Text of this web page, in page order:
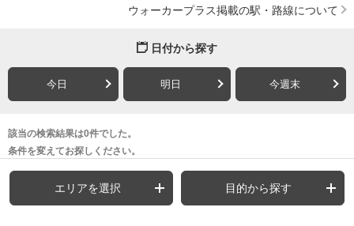
ウォーカープラス掲載の駅・路線について
日付から探す
今日 明日 今週末
該当の検索結果は0件でした。
条件を変えてお探しください。
エリアを選択 目的から探す